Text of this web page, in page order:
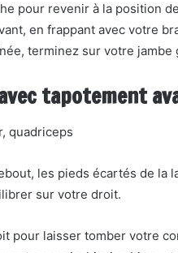
pour revenir à la position
en frappant avec votre
terminez sur votre jambe
tapotement
quadriceps
les pieds écartés de la
sur votre droit.
pour laisser tomber votre